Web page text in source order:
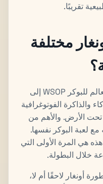
تقريبًا.
مختلفة
يشير الملف الشخصي لبطولة العالم للبوكر WSOP إلى
والذاكرة الفوتوغرافية
تحت الأرض. والأهم من
لعبة البوكر نفسها.
هي المرة الأولى التي
خلال البطولة.
أونغار لاحقًا أم لا،